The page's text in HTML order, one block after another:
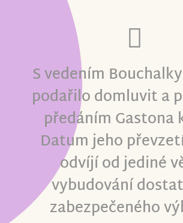
S vedením
podařilo domluvit a
předáním Gastona
Datum jeho
odvíjí od jediné
vybudování
zabezpečeného